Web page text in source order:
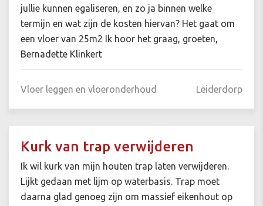
jullie kunnen egaliseren, en zo ja binnen welke
termijn en wat zijn de kosten hiervan? Het gaat om
een vloer van 25m2 Ik hoor het graag, groeten,
Bernadette Klinkert
Vloer leggen en vloeronderhoud Leiderdorp
Kurk van trap verwijderen
Ik wil kurk van mijn houten trap laten verwijderen.
Lijkt gedaan met lijm op waterbasis. Trap moet
daarna glad genoeg zijn om massief eikenhout op